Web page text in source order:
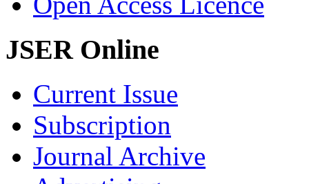
JSER Online
Current Issue
Subscription
Journal Archive